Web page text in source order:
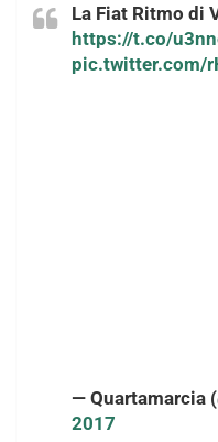
La Fiat Ritmo di
https://t.co/
pic.twitter.com/
— Quartamarcia
2017